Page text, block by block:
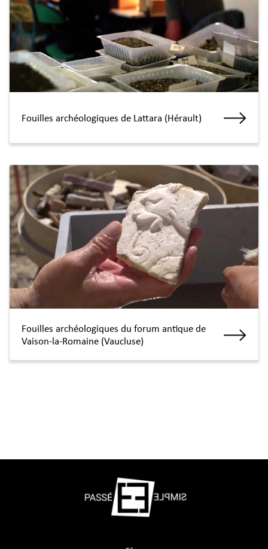
Fouilles archéologiques de Lattara (Hérault)
Fouilles archéologiques du forum antique de
Vaison-la-Romaine (Vaucluse)